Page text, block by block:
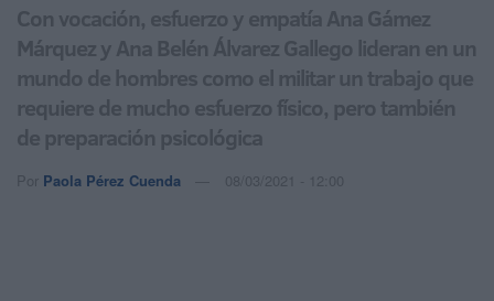
Con vocación, esfuerzo y empatía Ana Gámez
Márquez y Ana Belén Álvarez Gallego lideran en un
mundo de hombres como el militar un trabajo que
requiere de mucho esfuerzo físico, pero también
de preparación psicológica
Por Paola Pérez Cuenda 08/03/2021 - 12:00